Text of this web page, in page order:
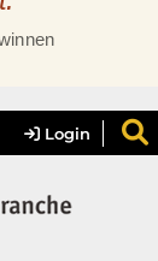
Login